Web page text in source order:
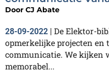
Door CJ Abate
28-09-2022 | De Elektor-
opmerkelijke projecten
communicatie. We kijken
memorabel...